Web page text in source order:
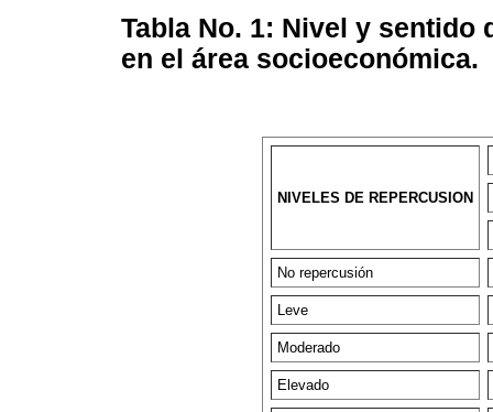
Tabla No. 1: Nivel y sentido
en el área socioeconómica.
NIVELES DE REPERCUSION
No repercusión
Leve
Moderado
Elevado